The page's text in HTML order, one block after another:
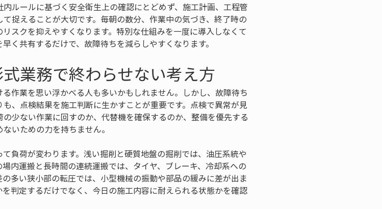
ルールに基づく安全衛生上の確認にとどめず、施工計画、工程管
捉えることが大切です。毎朝の数分、作業中の気づき、終了時の
スクを抑えやすくなります。特別な仕組みを一度に導入しなくて
く共有するだけで、故障待ちを減らしやすくなります。
業務で終わらせない考え方
作業を思い浮かべる人も多いかもしれません。しかし、故障待ち
、点検結果を施工判断に生かすことが重要です。点検で異常が見
少ない作業に回すのか、代替機を確保するのか、整備を優先する
いための力を持ちません。
負荷が変わります。浅い掘削と硬質地盤の掘削では、油圧系統や
内運搬と長時間の連続運搬では、タイヤ、ブレーキ、冷却系への
多い狭小部の転圧では、小型機械の振動や部品の緩みに差が出ま
判定するだけでなく、今日の施工内容に耐えられる状態かを確認